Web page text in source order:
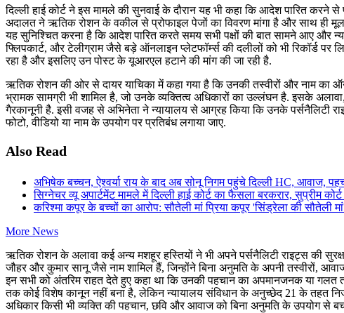
दिल्ली हाई कोर्ट ने इस मामले की सुनवाई के दौरान यह भी कहा कि आदेश पारित करने
अदालत ने ऋतिक रोशन के वकील से प्रोफाइल पेजों का विवरण मांगा है और साथ ही
यह सुनिश्चित करना है कि आदेश पारित करते समय सभी पक्षों की बात सामने आए और
फ्लिपकार्ट, और टेलीग्राम जैसे बड़े ऑनलाइन प्लेटफॉर्म्स की दलीलों को भी रिकॉर्ड पर
रहा है और इसलिए उन पोस्ट के यूआरएल हटाने की मांग की जा रही है.
ऋतिक रोशन की ओर से दायर याचिका में कहा गया है कि उनकी तस्वीरों और नाम का
भ्रामक सामग्री भी शामिल है, जो उनके व्यक्तित्व अधिकारों का उल्लंघन है. इसके
गैरकानूनी है. इसी वजह से अभिनेता ने न्यायालय से आग्रह किया कि उनके पर्सनैलिटी
फोटो, वीडियो या नाम के उपयोग पर प्रतिबंध लगाया जाए.
Also Read
अभिषेक बच्चन, ऐश्वर्या राय के बाद अब सोनू निगम पहुंचे दिल्ली HC, आवाज,
सिग्नेचर व्यू अपार्टमेंट मामले में दिल्ली हाई कोर्ट का फैसला बरकरार, सुप्रीम
करिश्मा कपूर के बच्चों का आरोप: सौतेली मां प्रिया कपूर 'सिंड्रेला की सौतेली
More News
ऋतिक रोशन के अलावा कई अन्य मशहूर हस्तियों ने भी अपने पर्सनैलिटी राइट्स की
जौहर और कुमार सानू जैसे नाम शामिल हैं, जिन्होंने बिना अनुमति के अपनी तस्वीरों,
इन सभी को अंतरिम राहत देते हुए कहा था कि उनकी पहचान का अपमानजनक या गलत
तक कोई विशेष कानून नहीं बना है, लेकिन न्यायालय संविधान के अनुच्छेद 21 के तहत
अधिकार किसी भी व्यक्ति की पहचान, छवि और आवाज को बिना अनुमति के उपयोग से